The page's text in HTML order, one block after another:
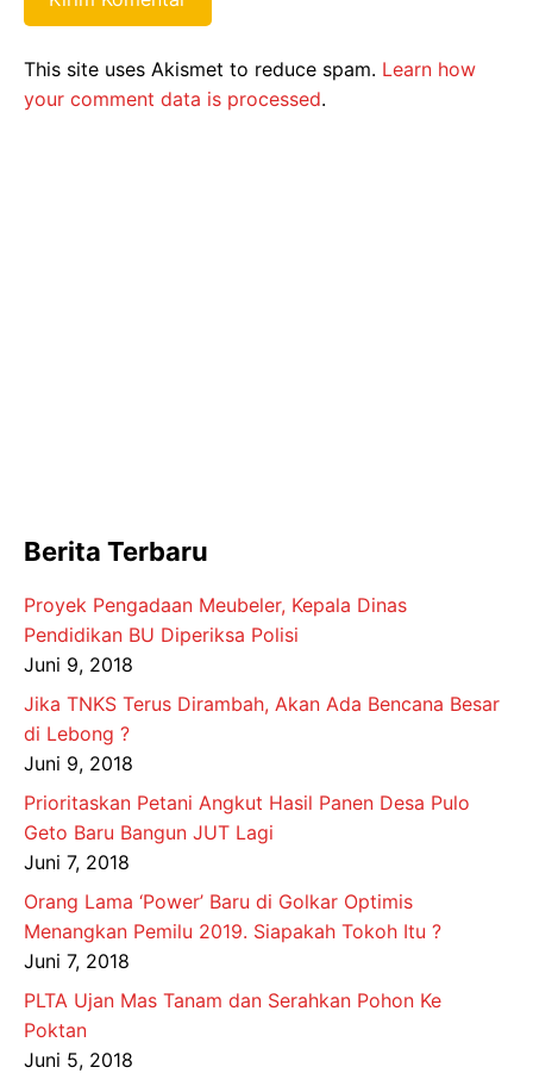
This site uses Akismet to reduce spam. Learn how
your comment data is processed.
Berita Terbaru
Proyek Pengadaan Meubeler, Kepala Dinas
Pendidikan BU Diperiksa Polisi
Juni 9, 2018
Jika TNKS Terus Dirambah, Akan Ada Bencana Besar
di Lebong ?
Juni 9, 2018
Prioritaskan Petani Angkut Hasil Panen Desa Pulo
Geto Baru Bangun JUT Lagi
Juni 7, 2018
Orang Lama ‘Power’ Baru di Golkar Optimis
Menangkan Pemilu 2019. Siapakah Tokoh Itu ?
Juni 7, 2018
PLTA Ujan Mas Tanam dan Serahkan Pohon Ke
Poktan
Juni 5, 2018